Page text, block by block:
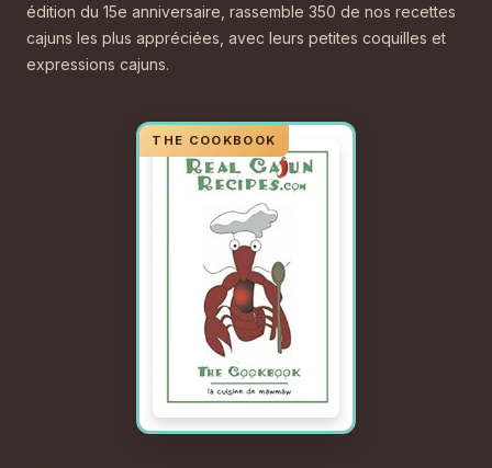
édition du 15e anniversaire, rassemble 350 de nos recettes
cajuns les plus appréciées, avec leurs petites coquilles et
expressions cajuns.